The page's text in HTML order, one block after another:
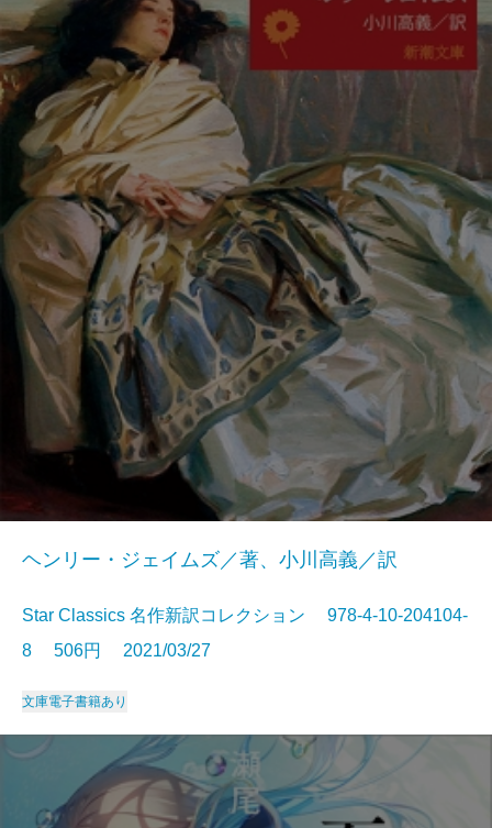
ヘンリー・ジェイムズ／著、小川高義／訳
Star Classics 名作新訳コレクション 978-4-10-204104-
8 506円 2021/03/27
文庫電子書籍あり